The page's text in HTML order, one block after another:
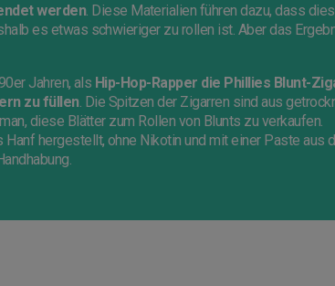
werden. Diese Materialien führen dazu, dass
es etwas schwieriger zu rollen ist. Aber das
Jahren, als Hip-Hop-Rapper die Phillies Blunt-
zu füllen. Die Spitzen der Zigarren sind aus
diese Blätter zum Rollen von Blunts zu verkaufen.
hergestellt, ohne Nikotin und mit einer Paste aus